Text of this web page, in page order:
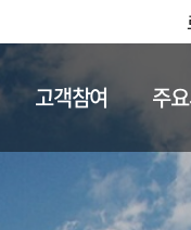
채용정보
고객참여 주